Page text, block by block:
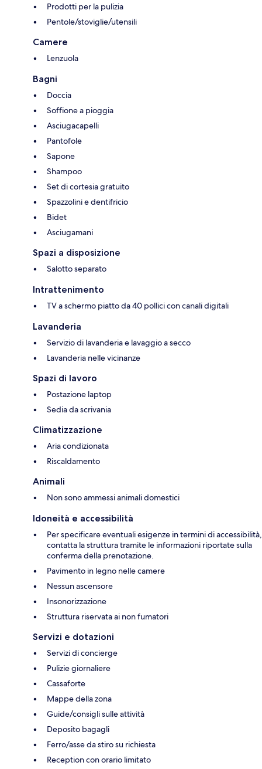
Prodotti per la pulizia
Pentole/stoviglie/utensili
Camere
Lenzuola
Bagni
Doccia
Soffione a pioggia
Asciugacapelli
Pantofole
Sapone
Shampoo
Set di cortesia gratuito
Spazzolini e dentifricio
Bidet
Asciugamani
Spazi a disposizione
Salotto separato
Intrattenimento
TV a schermo piatto da 40 pollici con canali digitali
Lavanderia
Servizio di lavanderia e lavaggio a secco
Lavanderia nelle vicinanze
Spazi di lavoro
Postazione laptop
Sedia da scrivania
Climatizzazione
Aria condizionata
Riscaldamento
Animali
Non sono ammessi animali domestici
Idoneità e accessibilità
Per specificare eventuali esigenze in termini di accessibilità,
contatta la struttura tramite le informazioni riportate sulla
conferma della prenotazione.
Pavimento in legno nelle camere
Nessun ascensore
Insonorizzazione
Struttura riservata ai non fumatori
Servizi e dotazioni
Servizi di concierge
Pulizie giornaliere
Cassaforte
Mappe della zona
Guide/consigli sulle attività
Deposito bagagli
Ferro/asse da stiro su richiesta
Reception con orario limitato